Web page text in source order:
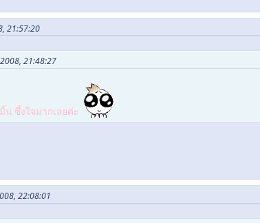
21:57:20
21:48:27
ซึ้งใจมากเลยค่ะ
22:08:01